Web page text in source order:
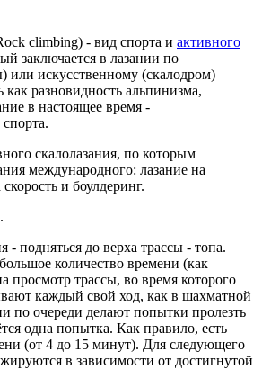
climbing) - вид спорта и активного
заключается в лазании по
или искусственному (скалодром)
как разновидность альпинизма,
в настоящее время -
скалолазания, по которым
международного: лазание на
и боулдеринг.
- подняться до верха трассы - топа.
количество времени (как
просмотр трассы, во время которого
каждый свой ход, как в шахматной
по очереди делают попытки пролезть
одна попытка. Как правило, есть
(от 4 до 15 минут). Для следующего
в зависимости от достигнутой